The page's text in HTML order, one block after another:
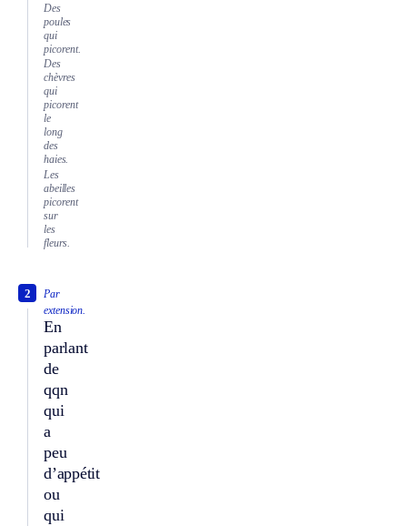
Des
poules
qui
picorent.
Des
chèvres
qui
picorent
le
long
des
haies.
Les
abeilles
picorent
sur
les
fleurs.
Par
extension.
En
parlant
de
qqn
qui
a
peu
d’appétit
ou
qui
2